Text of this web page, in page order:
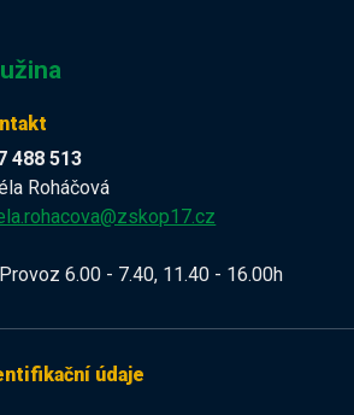
488 513
Roháčová
Provoz 6.00 - 7.40, 11.40 - 16.00h
údaje